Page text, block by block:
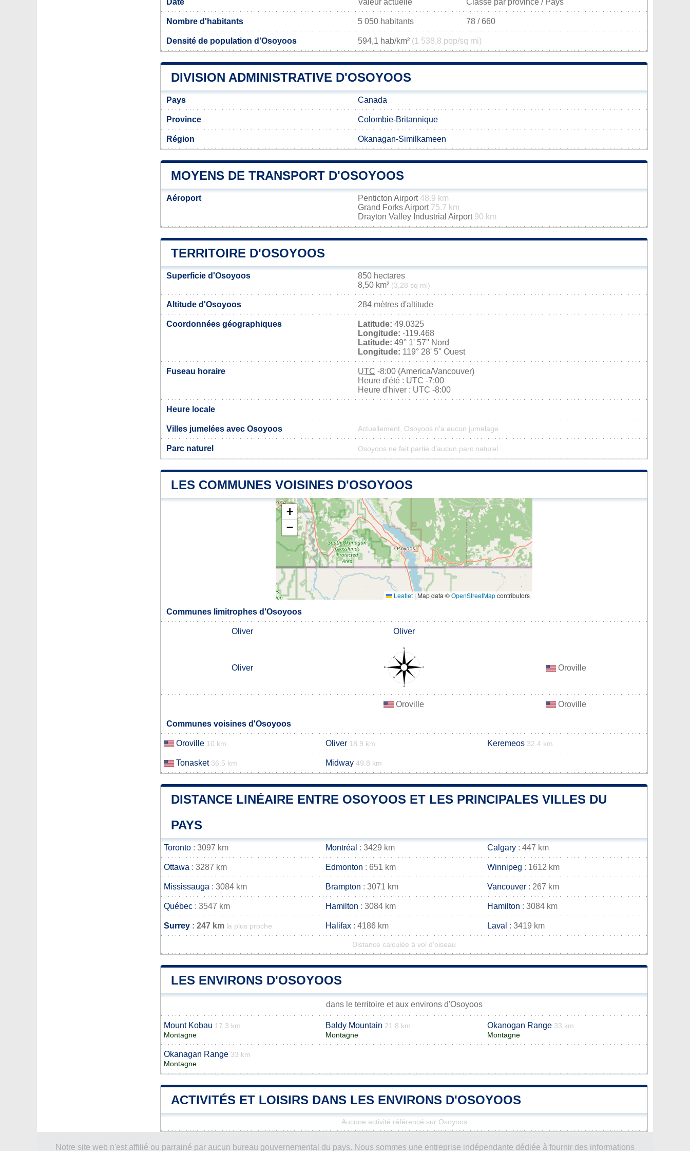
Date Valeur actuelle Classé par province / Pays
Nombre d'habitants 5 050 habitants 78 / 660
Densité de population d'Osoyoos 594,1 hab/km² (1 538,8 pop/sq mi)
DIVISION ADMINISTRATIVE D'OSOYOOS
Pays Canada
Province Colombie-Britannique
Région Okanagan-Similkameen
MOYENS DE TRANSPORT D'OSOYOOS
Aéroport Penticton Airport48.9 km
Grand Forks Airport 75.7 km
Drayton Valley Industrial Airport 90 km
TERRITOIRE D'OSOYOOS
Superficie d'Osoyoos
850 hectares
8,50 km² (3,28 sq mi)
Altitude d'Osoyoos 284 mètres d'altitude
Coordonnées géographiques Latitude: 49.0325
Longitude: -119.468
Latitude: 49° 1' 57'' Nord
Longitude: 119° 28' 5'' Ouest
Fuseau horaire UTC -8:00 (America/Vancouver)
Heure d'été : UTC -7:00
Heure d'hiver : UTC -8:00
Heure locale
Villes jumelées avec Osoyoos Actuellement, Osoyoos n'a aucun jumelage
Parc naturel Osoyoos ne fait partie d'aucun parc naturel
LES COMMUNES VOISINES D'OSOYOOS
+
−
Leaflet | Map data ©OpenStreetMapcontributors
Communes limitrophes d'Osoyoos
Oliver Oliver
Oliver Oroville
Oroville Oroville
Communes voisines d'Osoyoos
Oroville 10 km Oliver 18.9 km Keremeos 32.4 km
Tonasket 36.5 km Midway 49.8 km
DISTANCE LINÉAIRE ENTRE OSOYOOS ET LES PRINCIPALES VILLES DU
PAYS
Toronto : 3097 km Montréal : 3429 km Calgary : 447 km
Ottawa : 3287 km Edmonton : 651 km Winnipeg : 1612 km
Mississauga : 3084 km Brampton : 3071 km Vancouver : 267 km
Québec : 3547 km Hamilton : 3084 km Hamilton : 3084 km
Surrey : 247 km la plus proche Halifax : 4186 km Laval : 3419 km
Distance calculée à vol d'oiseau
LES ENVIRONS D'OSOYOOS
dans le territoire et aux environs d'Osoyoos
Mount Kobau 17.3 km
Montagne
Baldy Mountain 21.8 km
Montagne
Okanogan Range 33 km
Montagne
Okanagan Range 33 km
Montagne
ACTIVITÉS ET LOISIRS DANS LES ENVIRONS D'OSOYOOS
Aucune activité référencé sur Osoyoos
Notre site web n'est affilié ou parrainé par aucun bureau gouvernemental du pays. Nous sommes une entreprise indépendante dédiée à fournir des informations